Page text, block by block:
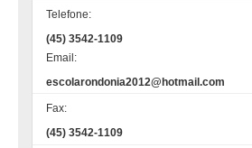
Telefone:
(45) 3542-1109
Email:
escolarondonia2012@hotmail.com
Fax:
(45) 3542-1109